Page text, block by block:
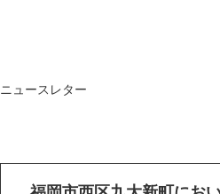
ニュースレター